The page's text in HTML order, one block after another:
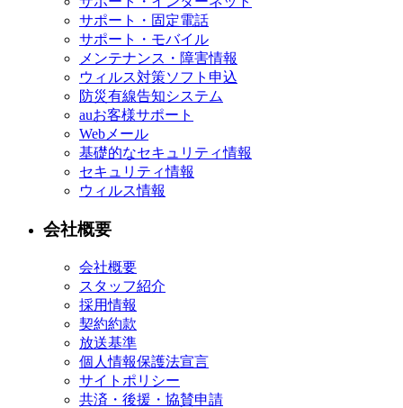
サポート・固定電話
サポート・モバイル
メンテナンス・障害情報
ウィルス対策ソフト申込
防災有線告知システム
auお客様サポート
Webメール
基礎的なセキュリティ情報
セキュリティ情報
ウィルス情報
会社概要
会社概要
スタッフ紹介
採用情報
契約約款
放送基準
個人情報保護法宣言
サイトポリシー
共済・後援・協賛申請